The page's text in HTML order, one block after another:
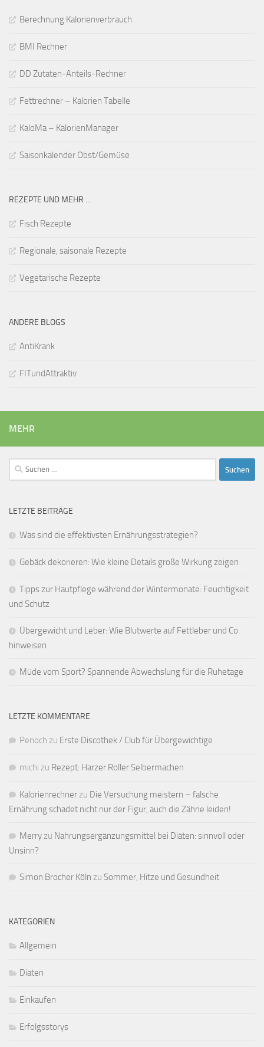
Berechnung Kalorienverbrauch
BMI Rechner
DD Zutaten-Anteils-Rechner
Fettrechner – Kalorien Tabelle
KaloMa – KalorienManager
Saisonkalender Obst/Gemüse
REZEPTE UND MEHR ...
Fisch Rezepte
Regionale, saisonale Rezepte
Vegetarische Rezepte
ANDERE BLOGS
AntiKrank
FITundAttraktiv
MEHR
Suchen
nach:
LETZTE BEITRÄGE
Was sind die effektivsten Ernährungsstrategien?
Gebäck dekorieren: Wie kleine Details große Wirkung zeigen
Tipps zur Hautpflege während der Wintermonate: Feuchtigkeit
und Schutz
Übergewicht und Leber: Wie Blutwerte auf Fettleber und Co.
hinweisen
Müde vom Sport? Spannende Abwechslung für die Ruhetage
LETZTE KOMMENTARE
Penoch zu Erste Discothek / Club für Übergewichtige
michi zu Rezept: Harzer Roller Selbermachen
Kalorienrechnerzu Die Versuchung meistern – falsche
Ernährung schadet nicht nur der Figur, auch die Zähne leiden!
Merryzu Nahrungsergänzungsmittel bei Diäten: sinnvoll oder
Unsinn?
Simon Brocher Köln zu Sommer, Hitze und Gesundheit
KATEGORIEN
Allgemein
Diäten
Einkaufen
Erfolgsstorys